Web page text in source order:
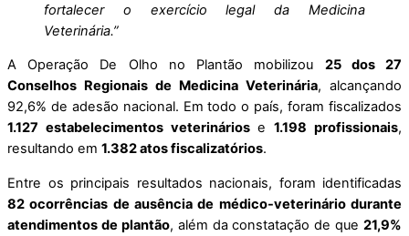
fortalecer o exercício legal da Medicina
Veterinária.”
A Operação De Olho no Plantão mobilizou 25 dos 27
Conselhos Regionais de Medicina Veterinária, alcançando
92,6% de adesão nacional. Em todo o país, foram fiscalizados
1.127 estabelecimentos veterináriose1.198 profissionais,
resultando em 1.382 atos fiscalizatórios.
Entre os principais resultados nacionais, foram identificadas
82 ocorrências de ausência de médico-veterinário durante
atendimentos de plantão, além da constatação de que 21,9%